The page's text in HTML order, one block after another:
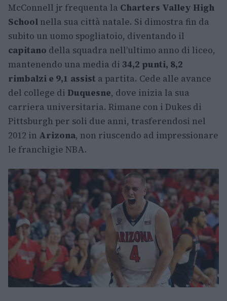
McConnell jr frequenta la Charters Valley High
School nella sua città natale. Si dimostra fin da
subito un uomo spogliatoio, diventando il
capitano della squadra nell’ultimo anno di liceo,
mantenendo una media di 34,2 punti, 8,2
rimbalzi e 9,1 assist a partita. Cede alle avance
del college di Duquesne, dove inizia la sua
carriera universitaria. Rimane con i Dukes di
Pittsburgh per soli due anni, trasferendosi nel
2012 in Arizona, non riuscendo ad impressionare
le franchigie NBA.